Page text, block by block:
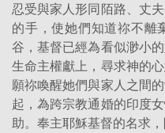
忍受與家人形同陌路、丈
的手，使她們知道祢不離
谷，基督已經為看似渺小
生命主權獻上，尋求神的
願祢喚醒她們與家人之間
起，為跨宗教通婚的印度
助。奉主耶穌基督的名求，